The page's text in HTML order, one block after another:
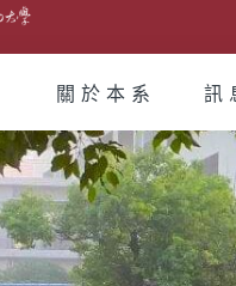
關於本系 訊